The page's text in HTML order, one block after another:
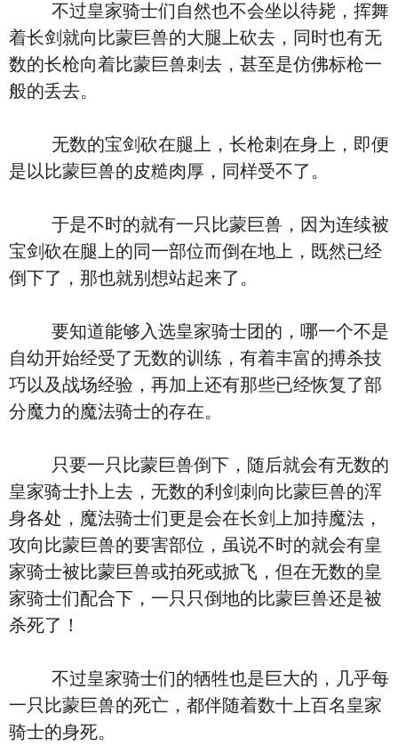
不过皇家骑士们自然也不会坐以待毙，挥舞
着长剑就向比蒙巨兽的大腿上砍去，同时也有无
数的长枪向着比蒙巨兽刺去，甚至是仿佛标枪一
般的丢去。
无数的宝剑砍在腿上，长枪刺在身上，即便
是以比蒙巨兽的皮糙肉厚，同样受不了。
于是不时的就有一只比蒙巨兽，因为连续被
宝剑砍在腿上的同一部位而倒在地上，既然已经
倒下了，那也就别想站起来了。
要知道能够入选皇家骑士团的，哪一个不是
自幼开始经受了无数的训练，有着丰富的搏杀技
巧以及战场经验，再加上还有那些已经恢复了部
分魔力的魔法骑士的存在。
只要一只比蒙巨兽倒下，随后就会有无数的
皇家骑士扑上去，无数的利剑刺向比蒙巨兽的浑
身各处，魔法骑士们更是会在长剑上加持魔法，
攻向比蒙巨兽的要害部位，虽说不时的就会有皇
家骑士被比蒙巨兽或拍死或掀飞，但在无数的皇
家骑士们配合下，一只只倒地的比蒙巨兽还是被
杀死了！
不过皇家骑士们的牺牲也是巨大的，几乎每
一只比蒙巨兽的死亡，都伴随着数十上百名皇家
骑士的身死。